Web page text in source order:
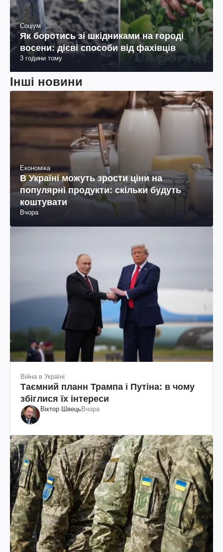
Соціум
Як боротись зі шкідниками на городі
восени: дієві способи від фахівців
3 години тому
Інші новини
Економіка
В Україні можуть зрости ціни на
популярні продукти: скільки будуть
коштувати
Вчора
Війна в Україні
Таємний планн Трампа і Путіна: в чому
збіглися їх інтереси
Віктор ШвецьВчора